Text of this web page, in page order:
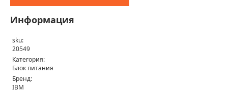
Информация
sku:
20549
Категория:
Блок питания
Бренд:
IBM